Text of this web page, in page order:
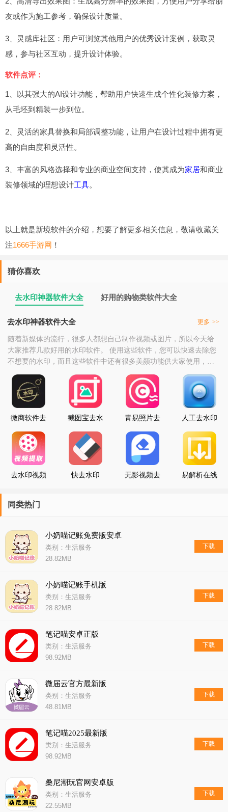
友或作为施工参考，确保设计质量。
3、灵感库社区：用户可浏览其他用户的优秀设计案例，获取灵
感，参与社区互动，提升设计体验。
软件点评：
1、以其强大的AI设计功能，帮助用户快速生成个性化装修方案，
从毛坯到精装一步到位。
2、灵活的家具替换和局部调整功能，让用户在设计过程中拥有更
高的自由度和灵活性。
3、丰富的风格选择和专业的商业空间支持，使其成为家居和商业
装修领域的理想设计工具。
以上就是新境软件的介绍，想要了解更多相关信息，敬请收藏关
注1666手游网 ！
猜你喜欢
去水印神器软件大全 好用的购物类软件大全
去水印神器软件大全 更多 >>
随着新媒体的流行，很多人都想自己制作视频或图片，所以今天给
大家推荐几款好用的水印软件。 使用这些软件，您可以快速去除您
不想要的水印，而且这些软件中还有很多美颜功能供大家使用，快
来去水印神器软件大全点击下载吧。
微商软件去
截图宝去水
青易照片去
人工去水印
去水印视频
快去水印
无影视频去
易解析在线
同类热门
小奶喵记账免费版安卓
类别：生活服务
28.82MB
下载
小奶喵记账手机版
类别：生活服务
28.82MB
下载
笔记喵安卓正版
类别：生活服务
98.92MB
下载
微届云官方最新版
类别：生活服务
48.81MB
下载
笔记喵2025最新版
类别：生活服务
98.92MB
下载
桑尼潮玩官网安卓版
类别：生活服务
22.55MB
下载